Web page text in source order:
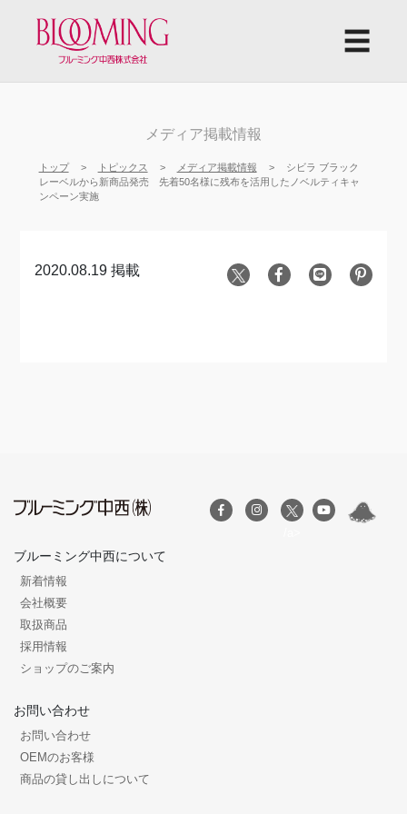
☰
メディア掲載情報
トップ トピックス メディア掲載情報
シビラ ブラック
レーベルから新商品発売 先着50名様に残布を活用したノベルティキャ
ンペーン実施
2020.08.19 掲載
ブルーミング中西について
新着情報
会社概要
取扱商品
採用情報
ショップのご案内
お問い合わせ
お問い合わせ
OEMのお客様
商品の貸し出しについて